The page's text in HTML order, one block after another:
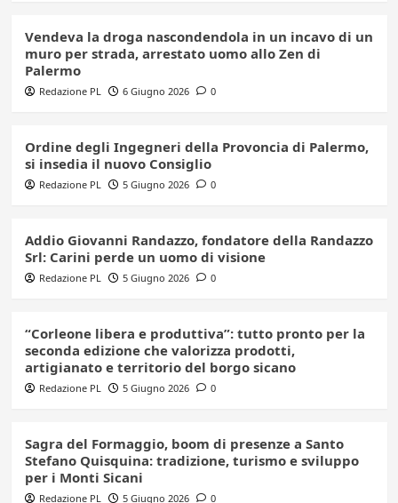
Vendeva la droga nascondendola in un incavo di un
muro per strada, arrestato uomo allo Zen di
Palermo
Redazione PL 6 Giugno 2026 0
Ordine degli Ingegneri della Provoncia di Palermo,
si insedia il nuovo Consiglio
Redazione PL 5 Giugno 2026 0
Addio Giovanni Randazzo, fondatore della Randazzo
Srl: Carini perde un uomo di visione
Redazione PL 5 Giugno 2026 0
“Corleone libera e produttiva”: tutto pronto per la
seconda edizione che valorizza prodotti,
artigianato e territorio del borgo sicano
Redazione PL 5 Giugno 2026 0
Sagra del Formaggio, boom di presenze a Santo
Stefano Quisquina: tradizione, turismo e sviluppo
per i Monti Sicani
Redazione PL 5 Giugno 2026 0